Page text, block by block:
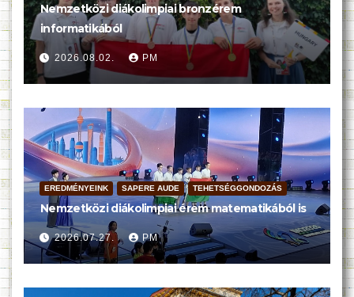
Nemzetközi diákolimpiai bronzérem
informatikából
2026.08.02. PM
EREDMÉNYEINK SAPERE AUDE TEHETSÉGGONDOZÁS
Nemzetközi diákolimpiai érem matematikából is
2026.07.27. PM